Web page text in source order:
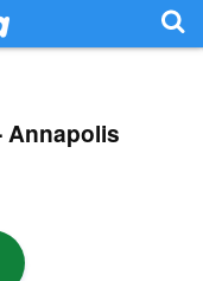
Annapolis